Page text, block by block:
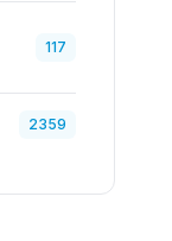
117
2359